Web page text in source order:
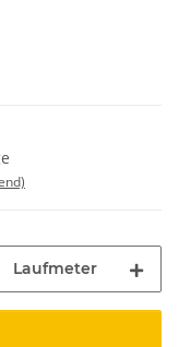
Laufmeter